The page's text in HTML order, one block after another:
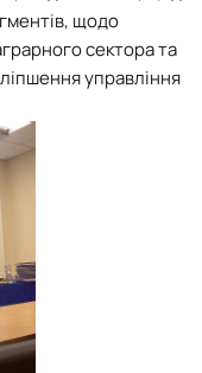
щодо
сектора та
управління